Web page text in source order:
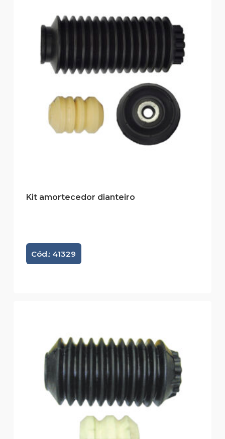
Kit amortecedor dianteiro
Cód.: 41329